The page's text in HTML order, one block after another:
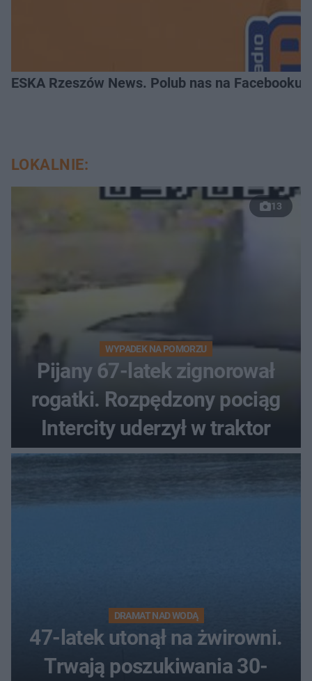
ESKA Rzeszów News. Polub nas na Facebooku!
LOKALNIE:
13
WYPADEK NA POMORZU
Pijany 67-latek zignorował
rogatki. Rozpędzony pociąg
Intercity uderzył w traktor
DRAMAT NAD WODĄ
47-latek utonął na żwirowni.
Trwają poszukiwania 30-